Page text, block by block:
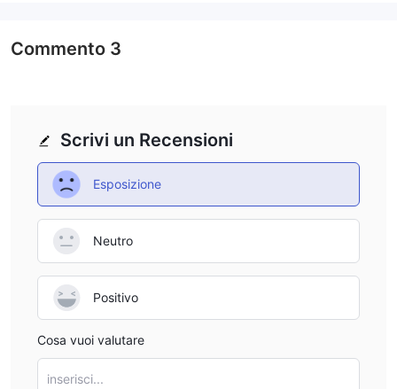
Scrivi un Recensioni
Esposizione
Neutro
Positivo
Cosa vuoi valutare
inserisci...
Commento 3